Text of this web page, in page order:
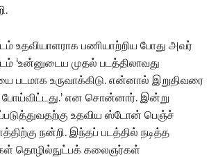
உதவியாளராக பணியாற்றிய போது அவர்
‘உன்னுடைய முதல் படத்திலாவது
படமாக உருவாக்கிடு. என்னால் இறுதிவரை
போய்விட்டது.’ என சொன்னார். இன்று
உதவிய ஸ்டோன் பெஞ்ச்
நன்றி. இந்தப் படத்தில் நடித்த
தொழில்நுட்பக் கலைஞர்கள்